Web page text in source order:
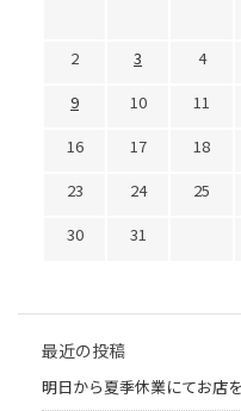
2
3 4
9
10 11
16
17 18
23
24 25
30
31
最近の投稿
明日から夏季休業にてお店